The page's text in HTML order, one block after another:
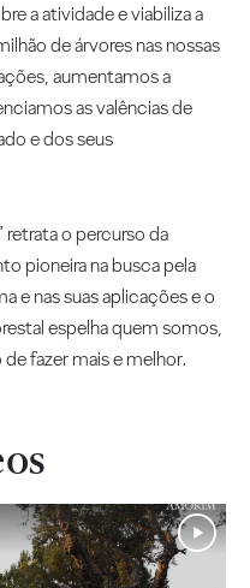
a atividade e viabiliza a
de árvores nas nossas
aumentamos a
as valências de
e dos seus
retrata o percurso da
pioneira na busca pela
e nas suas aplicações e o
espelha quem somos,
fazer mais e melhor.